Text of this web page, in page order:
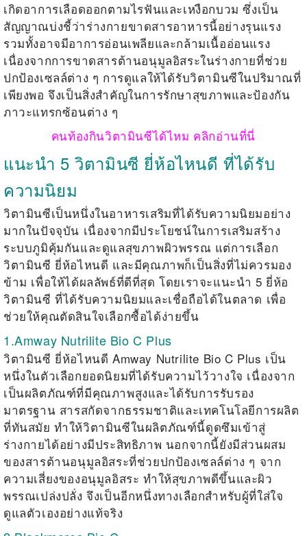
เกิดอาการเลือดออกตามไรฟันและเหงือกบวม ซึ่งเป็น
สัญญาณบ่งชี้ว่าร่างกายขาดสารอาหารนี้อย่างรุนแรง
รวมทั้งอาจมีอาการอ่อนเพลียและกล้ามเนื้ออ่อนแรง
เนื่องจากการขาดสารต้านอนุมูลอิสระในร่างกายที่ช่วย
ปกป้องเซลล์ต่าง ๆ การดูแลให้ได้รับวิตามินซีในปริมาณที่
เพียงพอ จึงเป็นสิ่งสำคัญในการรักษาสุขภาพและป้องกัน
ภาวะแทรกซ้อนต่าง ๆ
คนท้องกินวิตามินซีได้ไหม คลิกอ่านที่นี่
แนะนำ 5 วิตามินซี ยี่ห้อไหนดี ที่ได้รับ
ความนิยม
วิตามินซีเป็นหนึ่งในอาหารเสริมที่ได้รับความนิยมอย่าง
มากในปัจจุบัน เนื่องจากมีประโยชน์ในการเสริมสร้าง
ระบบภูมิคุ้มกันและดูแลสุขภาพผิวพรรณ แต่การเลือก
วิตามินซี ยี่ห้อไหนดี และมีคุณภาพก็เป็นสิ่งที่ไม่ควรมอง
ข้าม เพื่อให้ได้ผลลัพธ์ที่ดีที่สุด โดยเราจะแนะนำ 5 ยี่ห้อ
วิตามินซี ที่ได้รับความนิยมและเชื่อถือได้ในตลาด เพื่อ
ช่วยให้คุณตัดสินใจเลือกซื้อได้ง่ายขึ้น
1.Amway Nutrilite Bio C Plus
วิตามินซี ยี่ห้อไหนดี Amway Nutrilite Bio C Plus เป็น
หนึ่งในตัวเลือกยอดนิยมที่ได้รับความไว้วางใจ เนื่องจาก
เป็นผลิตภัณฑ์ที่มีคุณภาพสูงและได้รับการรับรอง
มาตรฐาน สารสกัดจากธรรมชาติและเทคโนโลยีการผลิต
ที่ทันสมัย ทำให้วิตามินซีในผลิตภัณฑ์นี้ดูดซึมเข้าสู่
ร่างกายได้อย่างมีประสิทธิภาพ นอกจากนี้ยังมีส่วนผสม
ของสารต้านอนุมูลอิสระที่ช่วยปกป้องเซลล์ต่าง ๆ จาก
ความเสี่ยงของอนุมูลอิสระ ทำให้สุขภาพดีขึ้นและผิว
พรรณเปล่งปลั่ง จึงเป็นอีกหนึ่งทางเลือกสำหรับผู้ที่ใส่ใจ
ดูแลตัวเองอย่างแท้จริง